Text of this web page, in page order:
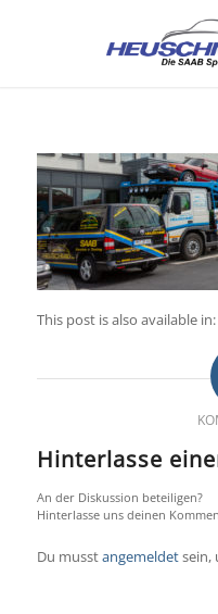
This post is also available in:
Hinterlasse
An der Diskussion beteiligen?
Hinterlasse uns deinen
Du musstangemeldetsein,